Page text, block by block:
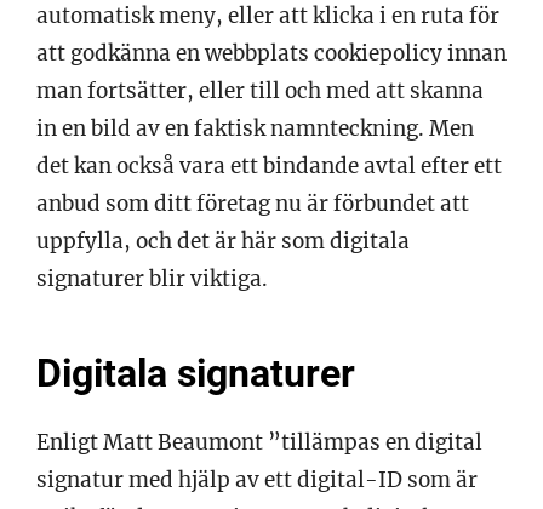
automatisk meny, eller att klicka i en ruta för
att godkänna en webbplats cookiepolicy innan
man fortsätter, eller till och med att skanna
in en bild av en faktisk namnteckning. Men
det kan också vara ett bindande avtal efter ett
anbud som ditt företag nu är förbundet att
uppfylla, och det är här som digitala
signaturer blir viktiga.
Digitala signaturer
Enligt Matt Beaumont ”tillämpas en digital
signatur med hjälp av ett digital-ID som är